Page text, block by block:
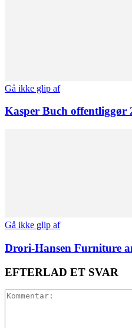
Gå ikke glip af
Kasper Buch offentliggør
Gå ikke glip af
Drori-Hansen Furniture
EFTERLAD ET SVAR